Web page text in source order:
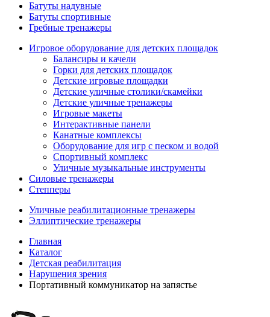
Батуты надувные
Батуты спортивные
Гребные тренажеры
Игровое оборудование для детских площадок
Балансиры и качели
Горки для детских площадок
Детские игровые площадки
Детские уличные столики/скамейки
Детские уличные тренажеры
Игровые макеты
Интерактивные панели
Канатные комплексы
Оборудование для игр с песком и водой
Спортивный комплекс
Уличные музыкальные инструменты
Силовые тренажеры
Степперы
Уличные реабилитационные тренажеры
Эллиптические тренажеры
Главная
Каталог
Детская реабилитация
Нарушения зрения
Портативный коммуникатор на запястье